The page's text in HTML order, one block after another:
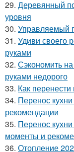
29. Деревянный
уровня
30. Управляемый
31. Удиви своего
руками
32. Сэкономить
руками недорого
33. Как
34. Перенос
рекомендации
35. Перенос
моменты и
36. Отопление